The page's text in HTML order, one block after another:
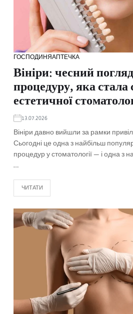
ГОСПОДИНЯАПТЕЧКА
Вініри: чесний
процедуру, яка
естетичної
13.07.2026
Вініри давно вийшли за рамки
Сьогодні це одна з найбільш
процедур у стоматології — і одна з
…
ЧИТАТИ